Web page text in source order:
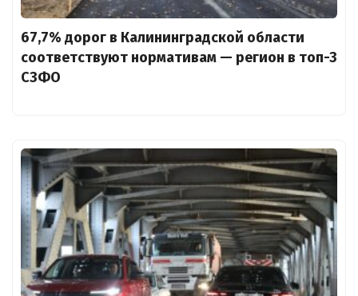
67,7% дорог в Калининградской области
соответствуют нормативам — регион в топ-3
СЗФО